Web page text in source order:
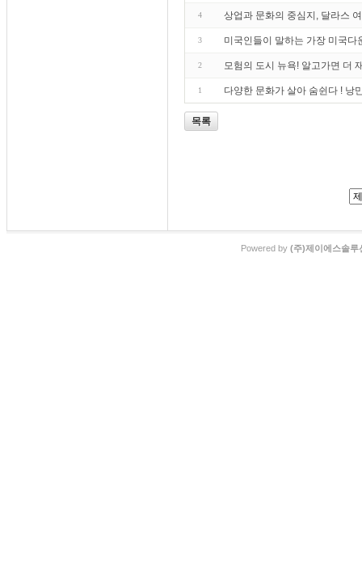
4 상업과 문화의 중심지, 달라스
3 미국인들이 말하는 가장 미국다
2 모험의 도시 뉴욕! 알고가면 더
1 다양한 문화가 살아 숨쉰다 ! 낭
목록
Powered by (주)제이에스솔루